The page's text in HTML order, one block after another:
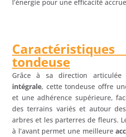
l’énergie pour une efficacité
tondeuse
Grâce à sa direction
intégrale, cette tondeuse offre
et une adhérence supérieure,
des terrains variés et autour
arbres et les parterres de fleurs.
à l’avant permet une meilleure